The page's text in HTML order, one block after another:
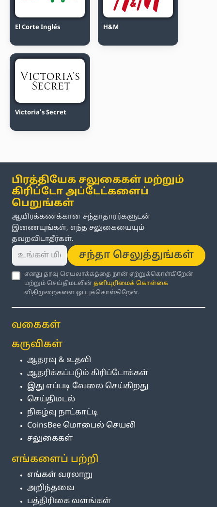
El Corte Inglés H&M
Victoria's Secret
பிரத்தியேக சலுகைகள் மற்றும்
கிரிப்டோ அப்டேட்களைப்
பெறுங்கள்
ஆயிரக்கணக்கான சந்தாதாரர்களுடன்
இணையுங்கள், எந்த சலுகையையும்
தவறவிடாதீர்கள்.
சந்தா செலுத்துங்கள்
எனது தரவு செயலாக்கத்தை நான் ஏற்றுக்கொள்கிறேன்
மற்றும் செய்திமடலின்தனியுரிமைக் கொள்கை
விதிமுறைகளை ஒப்புக்கொள்கிறேன்.
வகைகள்
கருவிகள்
ஆதரவு & உதவி
ஆதரிக்கப்படும் கிரிப்டோக்கள்
இது எப்படி வேலை செய்கிறது
செய்திமடல்
நிகழ்வு நாட்காட்டி
CoinsBee மொபைல் செயலி
சலுகைகள்
எங்களைப் பற்றி
எங்கள் வரலாறு
அறிந்தவை
பத்திரிகை வளங்கள்